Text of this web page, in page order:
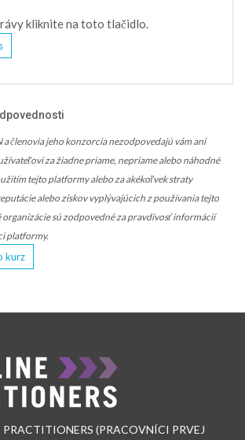
kliknite na toto tlačidlo.
a členovia jeho konzorcia nezodpovedajú vám ani
za žiadne priame, nepriame alebo náhodné
tejto platformy alebo za akékoľvek straty
alebo ziskov vyplývajúcich z používania tejto
organizácie sú zodpovedné za pravdivosť informácií
platformy.
kurz
PRACTITIONERS (PRACOVNÍCI PRVEJ